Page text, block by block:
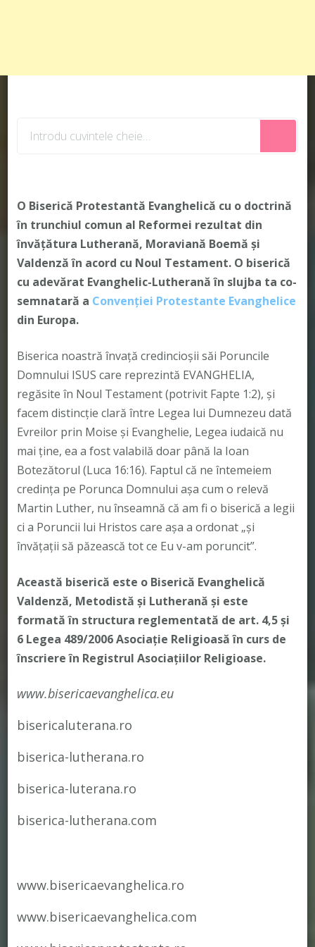
O Biserică Protestantă Evanghelică cu o doctrină
în trunchiul comun al Reformei rezultat din
învățătura Lutherană, Moraviană Boemă și
Valdenză în acord cu Noul Testament. O biserică
cu adevărat Evanghelic-Lutherană în slujba ta co-
semnatară a Convenției Protestante Evanghelice
din Europa.
Biserica noastră învață credincioșii săi Poruncile
Domnului ISUS care reprezintă EVANGHELIA,
regăsite în Noul Testament (potrivit Fapte 1:2), și
facem distincție clară între Legea lui Dumnezeu dată
Evreilor prin Moise și Evanghelie, Legea iudaică nu
mai ține, ea a fost valabilă doar până la Ioan
Botezătorul (Luca 16:16). Faptul că ne întemeiem
credința pe Porunca Domnului așa cum o relevă
Martin Luther, nu înseamnă că am fi o biserică a legii
ci a Poruncii lui Hristos care așa a ordonat „și
învățații să păzească tot ce Eu v-am poruncit”.
Această biserică este o Biserică Evanghelică
Valdenză, Metodistă și Lutherană și este
formată în structura reglementată de art. 4,5 și
6 Legea 489/2006Asociație Religioasă în curs de
înscriere în Registrul Asociațiilor Religioase.
www.bisericaevanghelica.eu
bisericaluterana.ro
biserica-lutherana.ro
biserica-luterana.ro
biserica-lutherana.com
www.bisericaevanghelica.ro
www.bisericaevanghelica.com